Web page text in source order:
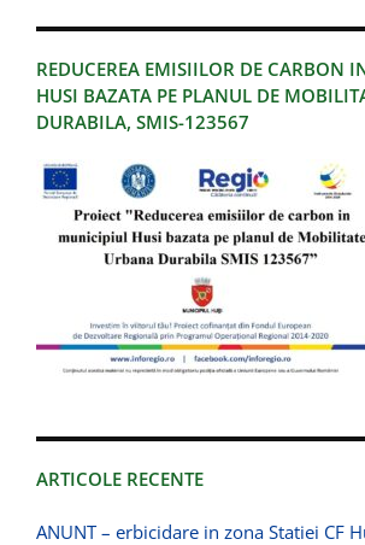
REDUCEREA EMISIILOR DE CARBON
HUSI BAZATA PE PLANUL DE
DURABILA, SMIS-123567
ARTICOLE RECENTE
ANUNT – erbicidare in zona Statiei CF